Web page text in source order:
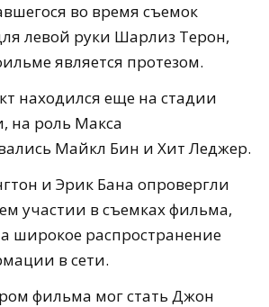
во время съемок
левой руки Шарлиз Терон,
является протезом.
находился еще на стадии
на роль Макса
Майкл Бин и Хит Леджер.
и Эрик Бана опровергли
участии в съемках фильма,
широкое распространение
в сети.
фильма мог стать Джон